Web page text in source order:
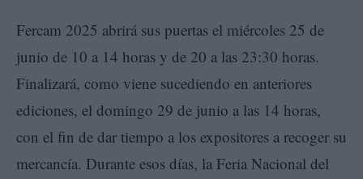
Fercam 2025 abrirá sus puertas el miércoles 25 de
junio de 10 a 14 horas y de 20 a las 23:30 horas.
Finalizará, como viene sucediendo en anteriores
ediciones, el domingo 29 de junio a las 14 horas,
con el fin de dar tiempo a los expositores a recoger su
mercancía. Durante esos días, la Feria Nacional del